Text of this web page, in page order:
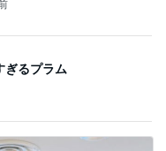
ぎるプラム